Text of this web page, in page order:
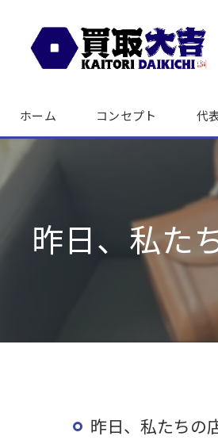
ホーム コンセプト 代
昨日、私た
昨日、私たちの